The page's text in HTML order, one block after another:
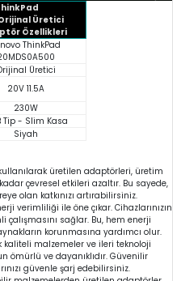
Üretici
Özellikleri
ThinkPad
Üretici
20V 11.5A
230W
Tip - Slim Kasa
Siyah
üretilen adaptörleri, üretim
çevresel etkileri azaltır. Bu sayede,
olan katkınızı artırabilirsiniz.
verimliliği ile öne çıkar. Cihazlarınızın
sağlar. Bu, hem enerji
korunmasına yardımcı olur.
kaliteli malzemeler ve ileri teknoloji
ömürlü ve dayanıklıdır. Güvenilir
güvenle şarj edebilirsiniz.